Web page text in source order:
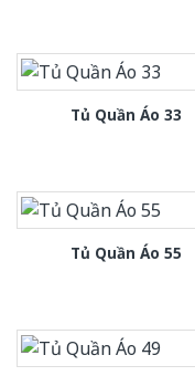
Tủ Quần Áo 33
Tủ Quần Áo 55